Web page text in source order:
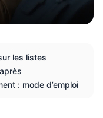
les listes
: mode d’emploi